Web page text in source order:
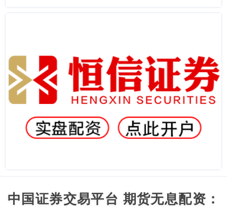
中国证券交易平台 期货无息配资：